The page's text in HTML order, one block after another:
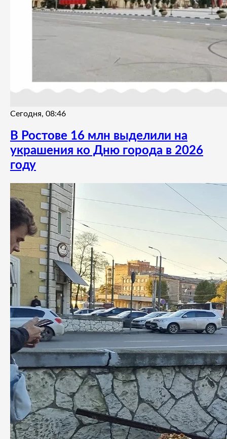
Сегодня, 08:46
В Ростове 16 млн выделили на
украшения ко Дню города в 2026
году